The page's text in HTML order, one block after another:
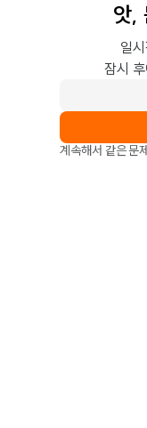
앗,
일
잠시
계속해서 같은 문